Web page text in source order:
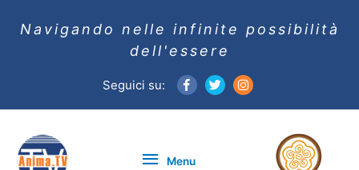
Navigando nelle infinite possibilità
dell'essere
Seguici su:
Menu